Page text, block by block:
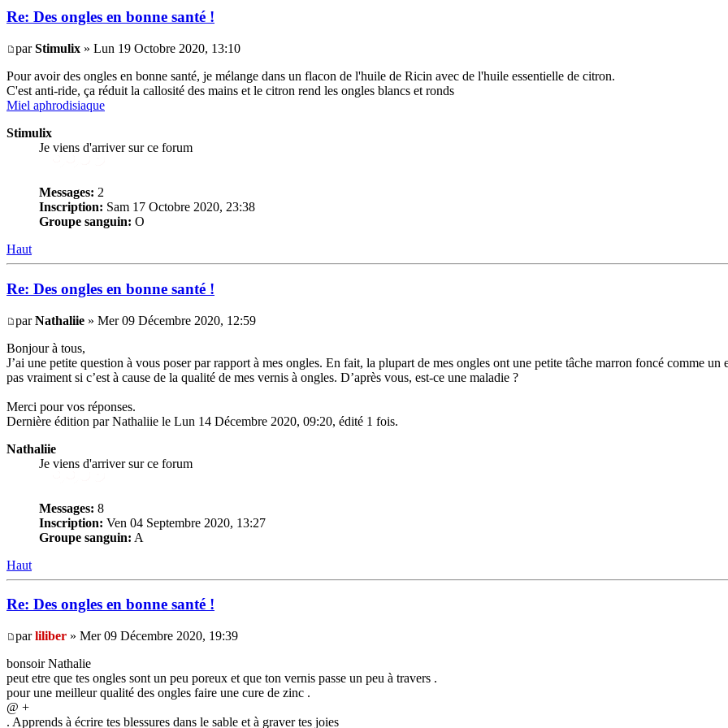
Re: Des ongles en bonne santé !
parStimulix » Lun 19 Octobre 2020, 13:10
Pour avoir des ongles en bonne santé, je mélange dans un flacon de l'huile de Ricin avec de l'huile essentielle de citron.
C'est anti-ride, ça réduit la callosité des mains et le citron rend les ongles blancs et ronds
Miel aphrodisiaque
Stimulix
Je viens d'arriver sur ce forum
Messages: 2
Inscription: Sam 17 Octobre 2020, 23:38
Groupe sanguin: O
Haut
Re: Des ongles en bonne santé !
parNathaliie » Mer 09 Décembre 2020, 12:59
Bonjour à tous,
J’ai une petite question à vous poser par rapport à mes ongles. En fait, la plupart de mes ongles ont une petite tâche marron foncé comme un
pas vraiment si c’est à cause de la qualité de mes vernis à ongles. D’après vous, est-ce une maladie ?
Merci pour vos réponses.
Dernière édition par Nathaliie le Lun 14 Décembre 2020, 09:20, édité 1 fois.
Nathaliie
Je viens d'arriver sur ce forum
Messages: 8
Inscription: Ven 04 Septembre 2020, 13:27
Groupe sanguin: A
Haut
Re: Des ongles en bonne santé !
parliliber » Mer 09 Décembre 2020, 19:39
bonsoir Nathalie
peut etre que tes ongles sont un peu poreux et que ton vernis passe un peu à travers .
pour une meilleur qualité des ongles faire une cure de zinc .
@ +
. Apprends à écrire tes blessures dans le sable et à graver tes joies